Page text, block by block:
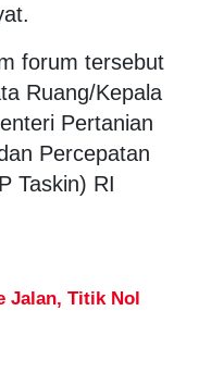
forum tersebut
Ruang/Kepala
Pertanian
Percepatan
Taskin) RI
Jalan, Titik Nol